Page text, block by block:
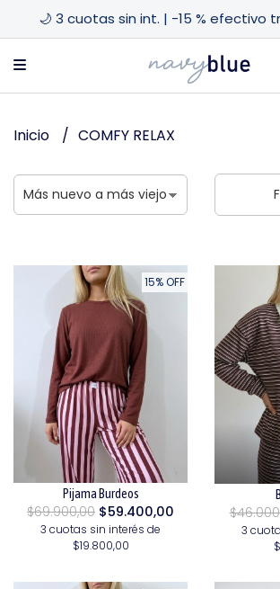
🌙 3 cuotas sin int. | -15 % efectivo
Inicio COMFY RELAX
15% OFF
Pijama Burdeos
$69.900,00 $59.400,00
3 cuotas sin interés de
$19.800,00
3